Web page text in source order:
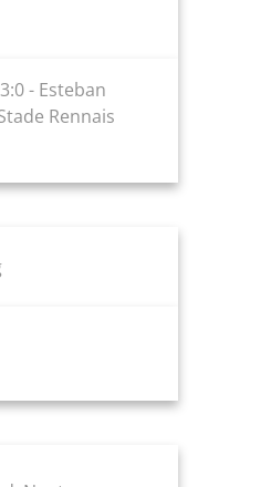
- Esteban
Rennais